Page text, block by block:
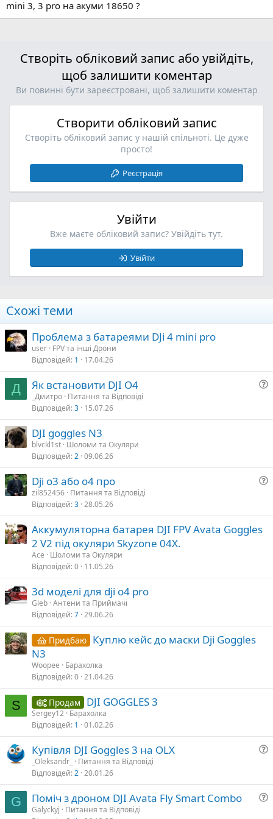
mini 3, 3 pro на акуми 18650 ?
Створіть обліковий запис або увійдіть,
щоб залишити коментар
Ви повинні бути зареєстровані, щоб залишити коментар
Створити обліковий запис
Створіть обліковий запис у нашій спільноті. Це дуже
просто!
Реєстрація
Увійти
Вже маєте обліковий запис? Увійдіть тут.
Увійти
Схожі теми
Проблема з батареями DJi 4 mini pro
user FPV та інші Дрони
Відповідей 1 17.04.26
Д
а
Як встановити DJI О4
_Дмитро Питання та Відповіді
Відповідей 3 15.07.26
DJI goggles N3
blvckl1st Шоломи та Окуляри
Відповідей 2 09.06.26
а
Dji o3 або о4 про
zil852456 Питання та Відповіді
Відповідей 3 28.05.26
Аккумуляторна батарея DJI FPV Avata Goggles
2 V2 під окуляри Skyzone 04X.
Ace
Шоломи та Окуляри
Відповідей 0 11.05.26
3d моделі для dji o4 pro
Gleb Антени та Приймачі
Відповідей 7 29.06.26
Придбаю Куплю кейс до маски Dji Goggles
N3
Woopee
Барахолка
Відповідей 0 21.04.26
S Продам DJI GOGGLES 3
Sergey12 Барахолка
Відповідей 1 01.02.26
а
н
Купівля DJI Goggles 3 на OLX
_Oleksandr_
Питання та Відповіді
Відповідей 2 20.01.26
G Поміч з дроном DJI Avata Fly Smart Combo
Galyckyj
Питання та Відповіді